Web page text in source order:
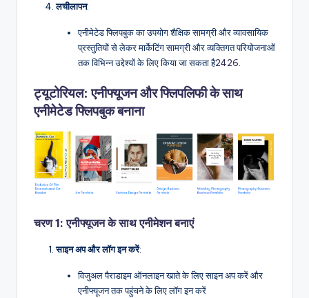
लचीलापन:
एनीमेटेड फ्लिपबुक का उपयोग शैक्षिक सामग्री और व्यावसायिक
प्रस्तुतियों से लेकर मार्केटिंग सामग्री और व्यक्तिगत परियोजनाओं
तक विभिन्न उद्देश्यों के लिए किया जा सकता है2426.
ट्यूटोरियल: एनीफ्यूजन और फ्लिपलिफी के साथ
एनीमेटेड फ्लिपबुक बनाना
चरण 1: एनीफ्यूजन के साथ एनीमेशन बनाएं
साइन अप और लॉग इन करें:
विजुअल पैराडाइम ऑनलाइन खाते के लिए साइन अप करें और
एनीफ्यूजन तक पहुंचने के लिए लॉग इन करें